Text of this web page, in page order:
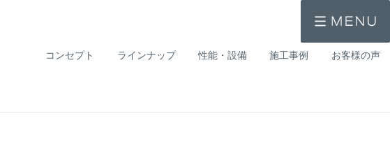
コンセプト ラインナップ 性能・設備 施工事例 お客様の声